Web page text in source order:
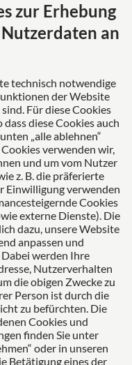
Erfahrung,
verlässlicher
Lösungen und
Mandanten.
zur Erhebung
an
technisch notwendige
der Website
Für diese Cookies
diese Cookies auch
„alle ablehnen“
verwenden wir,
und um vom Nutzer
z. B. die präferierte
Einwilligung verwenden
Cookies
externe Dienste). Die
dazu, unsere Website
anpassen und
werden Ihre
Nutzerverhalten
die obigen Zwecke zu
Person ist durch die
zu befürchten. Die
Cookies und
finden Sie unter
oder in unseren
Betätigung eines der